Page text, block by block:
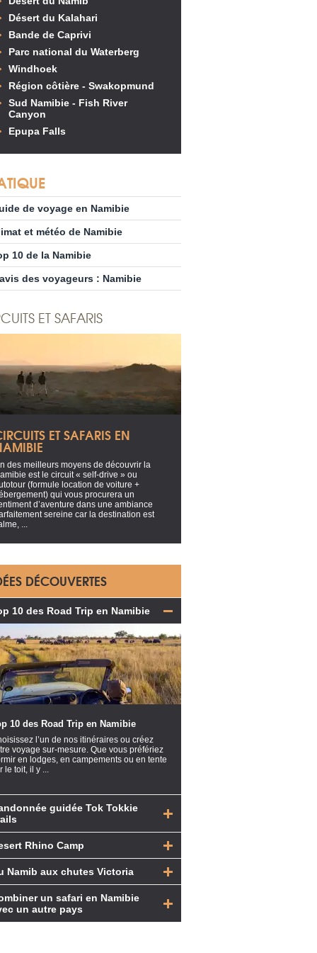
Désert du Kalahari
Bande de Caprivi
Parc national du Waterberg
Windhoek
Région côtière - Swakopmund
Sud Namibie - Fish River
Canyon
Epupa Falls
de voyage en Namibie
et météo de Namibie
10 de la Namibie
des voyageurs : Namibie
ET SAFARIS
ET SAFARIS EN
des meilleurs moyens de découvrir la
est le circuit « self-drive » ou
(formule location de voiture +
qui vous procurera un
d’aventure dans une ambiance
sereine car la destination est
...
DÉCOUVERTES
10 des Road Trip en Namibie
10 des Road Trip en Namibie
l’un de nos itinéraires ou créez
voyage sur-mesure. Que vous préfériez
en lodges, en campements ou en tente
le toit, il y ...
guidée Tok Tokkie
Rhino Camp
Namib aux chutes Victoria
un safari en Namibie
un autre pays